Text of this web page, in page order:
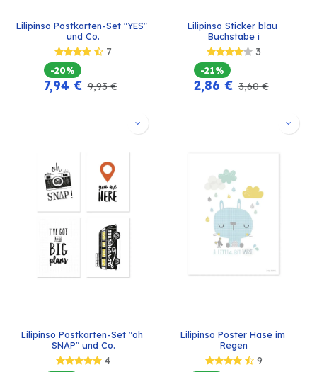
Lilipinso Postkarten-Set "YES"
und Co.
7
-20%
7,94 € 9,93€
Lilipinso Sticker blau
Buchstabe i
3
-21%
2,86 € 3,60€
Lilipinso Postkarten-Set "oh
SNAP" und Co.
4
Lilipinso Poster Hase im
Regen
9